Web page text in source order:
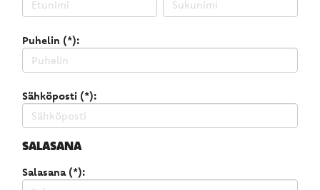
Puhelin (*):
Sähköposti (*):
SALASANA
Salasana (*):